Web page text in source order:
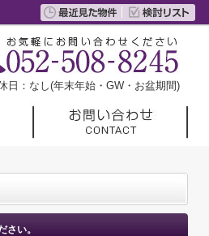
日：なし(年末年始・GW・お盆期間)
さい。